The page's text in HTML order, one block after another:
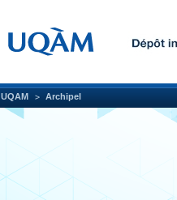
UQAM Archipel